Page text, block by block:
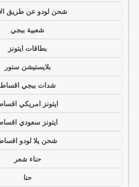
شحن لودو عن طريق
شعبية ببجي
بطاقات ايتونز
بلايستيشن ستور
شدات ببجي اقساط
ايتونز امريكي
ايتونز سعودي
شحن يلا لودو
حناء شعر
حنا